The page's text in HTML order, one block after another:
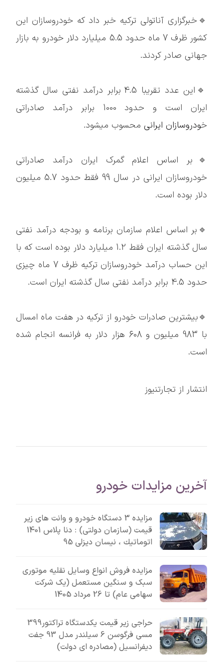
🔹خبرگزاری آناتولی ترکیه خبر داد که خودروسازان این
کشور ظرف 7 ماه حدود 5.5 میلیارد دلار خودرو به بازار
جهانی صادر کردند.
🔹این عدد تقریبا 4.5 برابر درآمد نفتی سال گذشته
ایران است و حدود 1000 برابر درآمد صادراتی
خودروسازان ایرانی محسوب میشود.
🔹بر اساس اعلام گمرک ایران درآمد صادراتی
خودروسازان ایرانی در سال 99 فقط حدود 5.7 میلیون
دلار بوده است.
🔹بر اساس اعلام سازمان برنامه و بودجه درآمد نفتی
سال گذشته ایران فقط 1.2 میلیارد دلار بوده است که با
این حساب درآمد خودروسازان ترکیه ظرف 7 ماه چیزی
حدود 4.5 برابر درآمد نفتی سال گذشته ایران است.
🔹بیشترین صادرات خودرو از ترکیه در هفت ماه امسال
با 983 میلیون و 608 هزار دلار به فرانسه انجام شده
است.
انتشار از تجارتنیوز
آخرین مزایدات خودرو
مزایده 3 دستگاه خودرو و وانت های زیر
قیمت (سازمان دولتی) : دنا پلاس 1401
اتوماتيك ، نیسان دیزلی 95
مزایده فروش انواع وسایل نقلیه موتوری
سبک و سنگین مستعمل (یک شرکت
سهامی عام) تا 26 مرداد 1405
حراجی زیر قیمت یکدستگاه تراکتور399
مسی فرگوسن 6 سیلندر مدل 93 جفت
دیفرانسیل (مصادره ای دولت)